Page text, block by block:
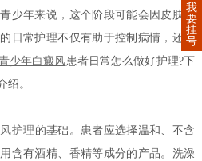
少年来说，这个阶段可能会因皮肤问
日常护理不仅有助于控制病情，还能
少年白癜风患者日常怎么做好护理?下
绍。
护理的基础。患者应选择温和、不含
含有酒精、香精等成分的产品。洗澡
我
要
挂
号